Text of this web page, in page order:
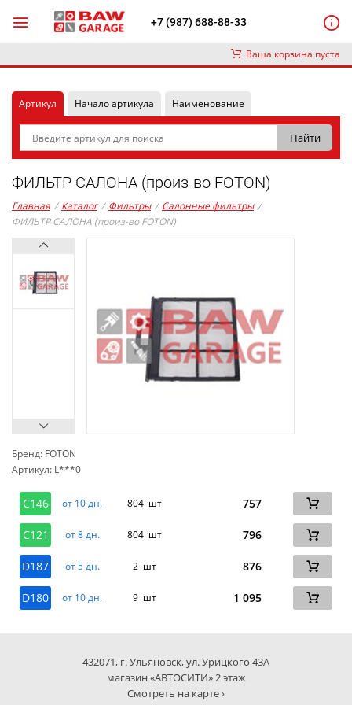
+7 (987) 688-88-33
Ваша корзина пуста
Артикул Начало артикула Наименование
ФИЛЬТР САЛОНА (произ-во FOTON)
Главная / Каталог / Фильтры / Салонные фильтры /
ФИЛЬТР САЛОНА (произ-во FOTON)
Бренд: FOTON
Артикул: L***0
C146 от 10 дн. 804 шт 757
C121 от 8 дн. 804 шт 796
D187 от 5 дн. 2 шт 876
D180 от 10 дн. 9 шт 1 095
432071, г. Ульяновск, ул. Урицкого 43А
магазин «АВТОСИТИ» 2 этаж
Смотреть на карте ›